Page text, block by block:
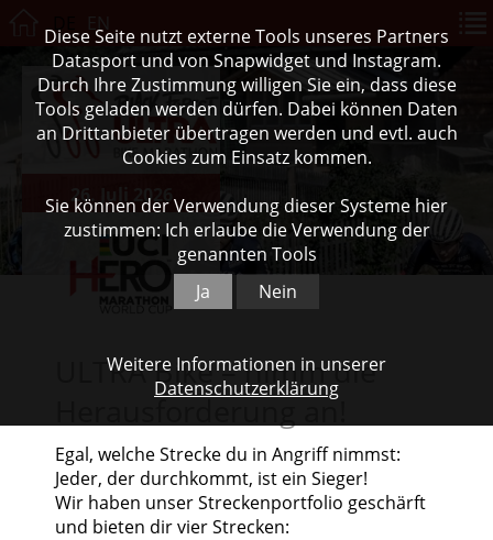
26. Juli 2026
ULTRA Bike – nimm die
Herausforderung an!
Egal, welche Strecke du in Angriff nimmst:
Jeder, der durchkommt, ist ein Sieger!
Wir haben unser Streckenportfolio geschärft
und bieten dir vier Strecken:
Diese Seite nutzt externe Tools unseres Partners
Datasport und von Snapwidget und Instagram.
Durch Ihre Zustimmung willigen Sie ein, dass diese
Tools geladen werden dürfen. Dabei können Daten
an Drittanbieter übertragen werden und evtl. auch
Cookies zum Einsatz kommen.
Sie können der Verwendung dieser Systeme hier
zustimmen: Ich erlaube die Verwendung der
genannten Tools
Ja
Nein
Weitere Informationen in unserer
Datenschutzerklärung